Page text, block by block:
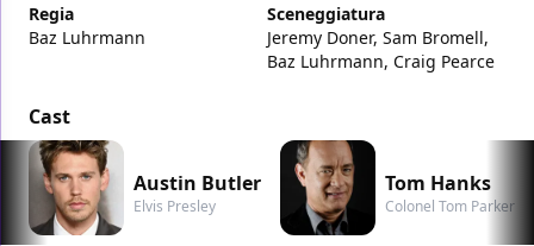
Regia
Baz Luhrmann
Sceneggiatura
Jeremy Doner, Sam Bromell,
Baz Luhrmann, Craig Pearce
Cast
Austin Butler
Elvis Presley
Tom Hanks
Colonel Tom Parker